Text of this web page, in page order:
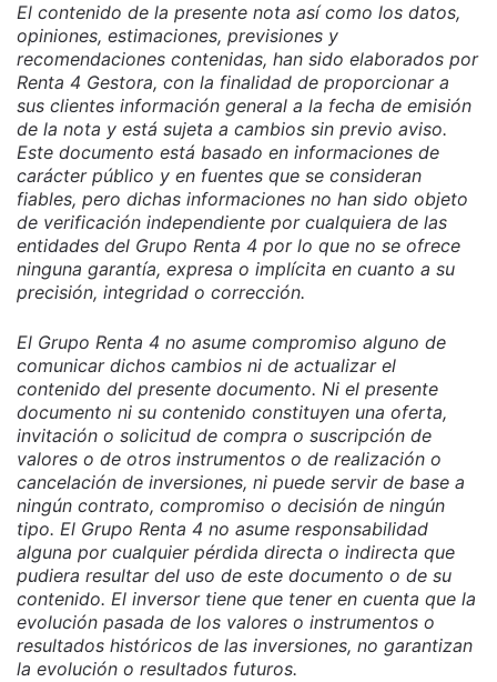
El contenido de la presente nota así como los datos,
opiniones, estimaciones, previsiones y
recomendaciones contenidas, han sido elaborados por
Renta 4 Gestora, con la finalidad de proporcionar a
sus clientes información general a la fecha de emisión
de la nota y está sujeta a cambios sin previo aviso.
Este documento está basado en informaciones de
carácter público y en fuentes que se consideran
fiables, pero dichas informaciones no han sido objeto
de verificación independiente por cualquiera de las
entidades del Grupo Renta 4 por lo que no se ofrece
ninguna garantía, expresa o implícita en cuanto a su
precisión, integridad o corrección.
El Grupo Renta 4 no asume compromiso alguno de
comunicar dichos cambios ni de actualizar el
contenido del presente documento. Ni el presente
documento ni su contenido constituyen una oferta,
invitación o solicitud de compra o suscripción de
valores o de otros instrumentos o de realización o
cancelación de inversiones, ni puede servir de base a
ningún contrato, compromiso o decisión de ningún
tipo. El Grupo Renta 4 no asume responsabilidad
alguna por cualquier pérdida directa o indirecta que
pudiera resultar del uso de este documento o de su
contenido. El inversor tiene que tener en cuenta que la
evolución pasada de los valores o instrumentos o
resultados históricos de las inversiones, no garantizan
la evolución o resultados futuros.